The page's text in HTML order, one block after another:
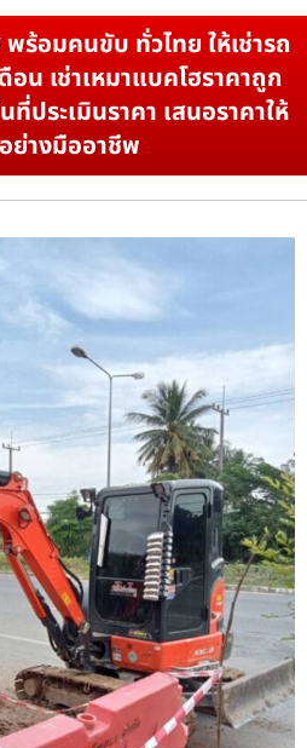
พร้อมคนขับ ทั่วไทย ให้เช่ารถ
อน เช่าเหมาแบคโฮราคาถูก
ประเมินราคา เสนอราคาให้
ย่างมืออาชีพ